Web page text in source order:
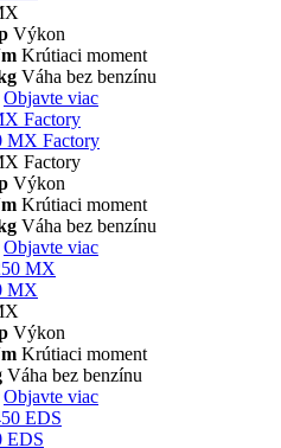
Výkon
Krútiaci moment
Váha bez benzínu
Objavte viac
Factory
Factory
Výkon
Krútiaci moment
Váha bez benzínu
Objavte viac
MX
Výkon
Krútiaci moment
Váha bez benzínu
Objavte viac
EDS